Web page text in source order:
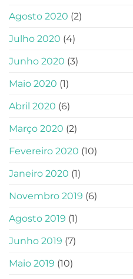
Agosto 2020 (2)
Julho 2020 (4)
Junho 2020 (3)
Maio 2020 (1)
Abril 2020 (6)
Março 2020 (2)
Fevereiro 2020 (10)
Janeiro 2020 (1)
Novembro 2019 (6)
Agosto 2019 (1)
Junho 2019 (7)
Maio 2019 (10)